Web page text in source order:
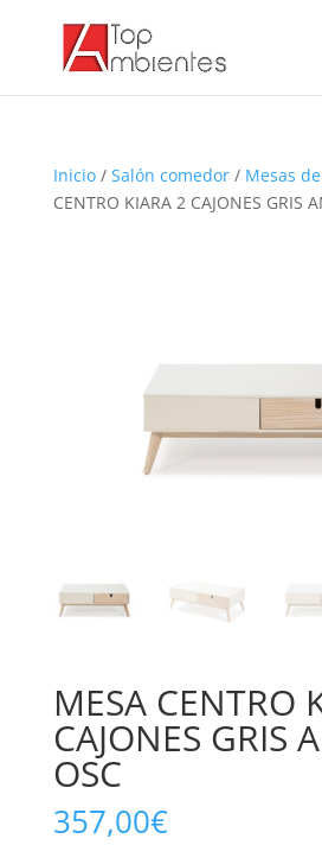
Inicio/ Salón comedor/ Mesas
CENTRO KIARA 2 CAJONES GRIS
MESA CENTRO
CAJONES GRIS
OSC
357,00€